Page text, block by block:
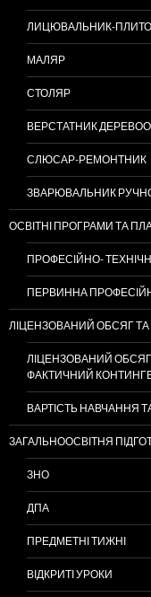
ЛИЦЮВАЛЬНИК-
МАЛЯР
СТОЛЯР
ВЕРСТАТНИК
СЛЮСАР-РЕМОНТНИК
ЗВАРЮВАЛЬНИК
ОСВІТНІ ПРОГРАМИ ТА
ПРОФЕСІЙНО-
ПЕРВИННА
ЛІЦЕНЗОВАНИЙ ОБСЯГ
ЛІЦЕНЗОВАНИЙ
ФАКТИЧНИЙ
ВАРТІСТЬ НАВЧАННЯ
ЗАГАЛЬНООСВІТНЯ
ЗНО
ДПА
ПРЕДМЕТНІ ТИЖНІ
ВІДКРИТІ УРОКИ